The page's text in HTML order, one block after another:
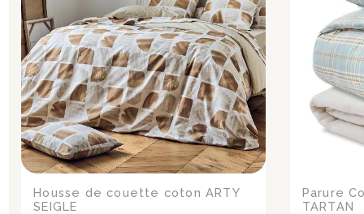
Housse de couette coton ARTY
SEIGLE
Parure
TARTAN